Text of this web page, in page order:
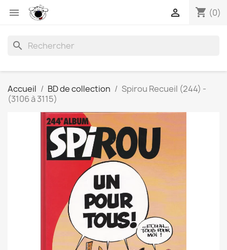
 shopping_cart (0)

search
Accueil BD de collection
Spirou Recueil (244) -
(3106 à 3115)